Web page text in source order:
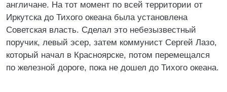
англичане. На тот момент по всей территории от
Иркутска до Тихого океана была установлена
Советская власть. Сделал это небезызвестный
поручик, левый эсер, затем коммунист Сергей Лазо,
который начал в Красноярске, потом перемещался
по железной дороге, пока не дошел до Тихого океана.